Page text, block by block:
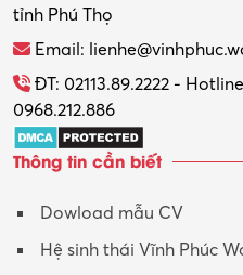
Tổ chức sự kiện – Quà
Trợ lý
Tư vấn
Tư vấn – Kiến trúc
tỉnh Phú Thọ
Email:
ĐT: 02113.89.2222 -
0968.212.886
Thông tin cần biết
Dowload mẫu CV
Hệ sinh thái Vĩnh Phúc